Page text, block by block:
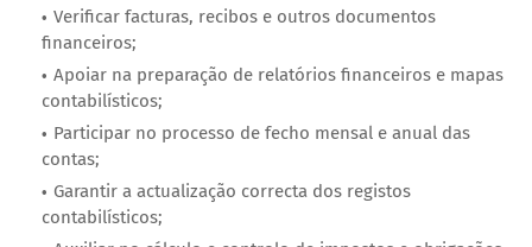
Verificar facturas, recibos e outros documentos
financeiros;
Apoiar na preparação de relatórios financeiros e mapas
contabilísticos;
Participar no processo de fecho mensal e anual das
contas;
Garantir a actualização correcta dos registos
contabilísticos;